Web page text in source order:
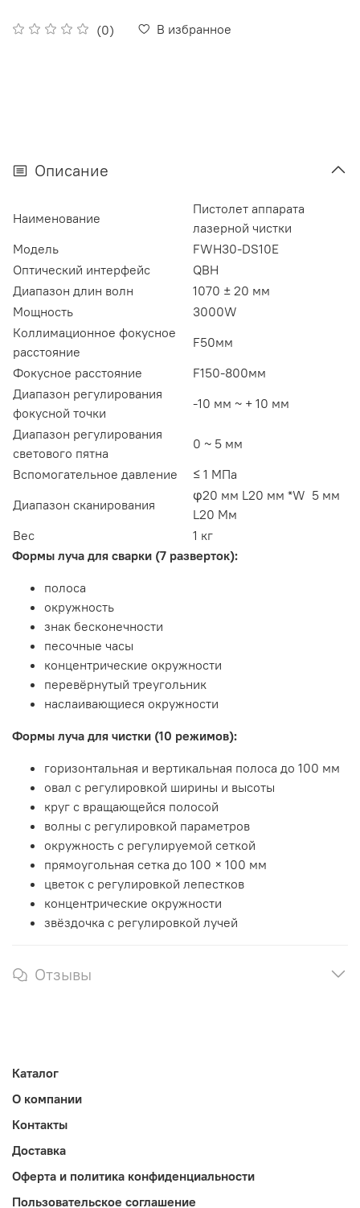
(0) В избранное
Описание
Наименование
Пистолет аппарата
лазерной чистки
Модель
FWH30-DS10E
Оптический интерфейс
QBH
Диапазон длин волн
1070 ± 20 мм
Мощность
3000W
Коллимационное фокусное
расстояние
F50мм
Фокусное расстояние
F150-800мм
Диапазон регулирования
фокусной точки
-10 мм ~ + 10 мм
Диапазон регулирования
светового пятна
0 ~ 5 мм
Вспомогательное давление
≤ 1 МПа
Диапазон сканирования
φ20 мм L20 мм *W 5 мм
L20 Мм
Вес
1 кг
Формы луча для сварки (7 разверток):
полоса
окружность
знак бесконечности
песочные часы
концентрические окружности
перевёрнутый треугольник
наслаивающиеся окружности
Формы луча для чистки (10 режимов):
горизонтальная и вертикальная полоса до 100 мм
овал с регулировкой ширины и высоты
круг с вращающейся полосой
волны с регулировкой параметров
окружность с регулируемой сеткой
прямоугольная сетка до 100 × 100 мм
цветок с регулировкой лепестков
концентрические окружности
звёздочка с регулировкой лучей
Отзывы
Каталог
О компании
Контакты
Доставка
Оферта и политика конфиденциальности
Пользовательское соглашение